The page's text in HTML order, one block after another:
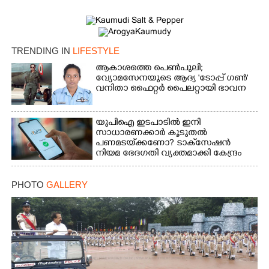
TRENDING IN LIFESTYLE
ആകാശത്തെ പെൺപുലി;
വ്യോമസേനയുടെ ആദ്യ 'ടോപ്പ് ഗൺ'
വനിതാ ഫൈറ്റർ പൈലറ്റായി ഭാവന
യുപിഐ ഇടപാടിൽ ഇനി
സാധാരണക്കാർ കൂടുതൽ
പണമടയ്‌ക്കണോ?​ ടാക്‌സേഷൻ
നിയമ ഭേദഗതി വ്യക്തമാക്കി കേന്ദ്രം
PHOTO GALLERY